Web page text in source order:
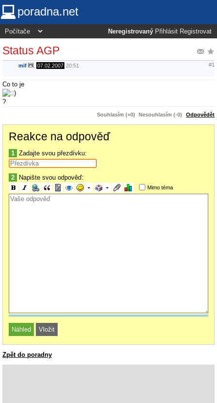
poradna.net
Neregistrovaný Přihlásit Registrovat
Status AGP
mif 07.02.2007 20:51 #1
Co to je
?
Souhlasím (+0) Nesouhlasím (-0) Odpovědět
Reakce na odpověď
1 Zadajte svou přezdívku:
2 Napište svou odpověď:
Mimo téma
Zpět do poradny